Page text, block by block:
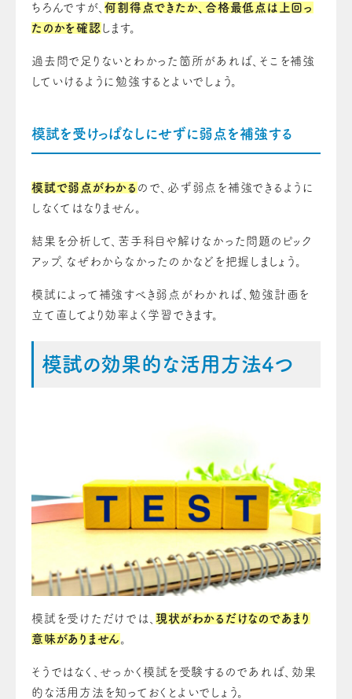
ちろんですが、何割得点できたか、合格最低点は上回っ
たのかを確認 します。
過去問で足りないとわかった箇所があれば、そこを補強
していけるように勉強するとよいでしょう。
模試を受けっぱなしにせずに弱点を補強する
模試で弱点がわかる ので、必ず弱点を補強できるように
しなくてはなりません。
結果を分析して、苦手科目や解けなかった問題のピック
アップ、なぜわからなかったのかなどを把握しましょう。
模試によって補強すべき弱点がわかれば、勉強計画を
立て直してより効率よく学習できます。
模試の効果的な活用方法4つ
模試を受けただけでは、 現状がわかるだけなのであまり
意味がありません
そうではなく、せっかく模試を受験するのであれば、効果
的な活用方法を知っておくとよいでしょう。